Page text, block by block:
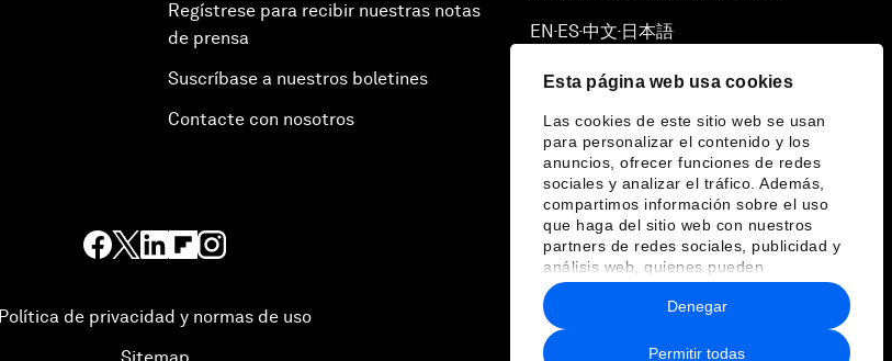
Esta página web usa cookies
Las cookies de este sitio web se usan
para personalizar el contenido y los
anuncios, ofrecer funciones de redes
sociales y analizar el tráfico. Además,
compartimos información sobre el uso
que haga del sitio web con nuestros
partners de redes sociales, publicidad y
análisis web, quienes pueden
combinarla con otra información que les
haya proporcionado o que hayan
recopilado a partir del uso que haya
hecho de sus servicios.
Permitir todas
Denegar
Regístrese para recibir nuestras notas
de prensa
Suscríbase a nuestros boletines
Contacte con nosotros
EN ▪ ES▪中文▪ 日本語
Política de privacidad y normas de uso